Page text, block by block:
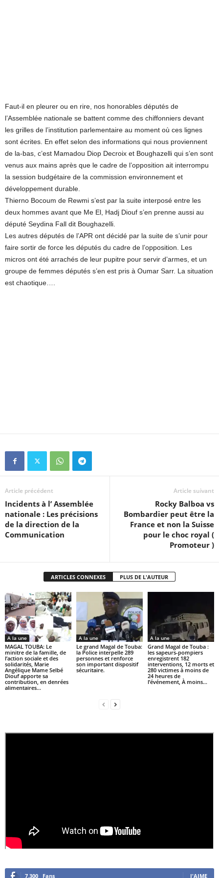
Faut-il en pleurer ou en rire, nos honorables députés de
l’Assemblée nationale se battent comme des chiffonniers devant
les grilles de l’institution parlementaire au moment où ces lignes
sont écrites. En effet selon des informations qui nous proviennent
de la-bas, c’est Mamadou Diop Decroix et Boughazelli qui s’en sont
venus aux mains après que le cadre de l’opposition ait interrompu
la session budgétaire de la commission environnement et
développement durable.
Thierno Bocoum de Rewmi s’est par la suite interposé entre les
deux hommes avant que Me El, Hadj Diouf s’en prenne aussi au
député Seydina Fall dit Boughazelli.
Les autres députés de l’APR ont décidé par la suite de s’unir pour
faire sortir de force les députés du cadre de l’opposition. Les
micros ont été arrachés de leur pupitre pour servir d’armes, et un
groupe de femmes députés s’en est pris à Oumar Sarr. La situation
est chaotique….
Article précédent
Incidents à l’ Assemblée
nationale : Les précisions
de la direction de la
Communication
Article suivant
Rocky Balboa vs
Bombardier peut être la
France et non la Suisse
pour le choc royal (
Promoteur )
ARTICLES CONNEXES PLUS DE L'AUTEUR
A la une
MAGAL TOUBA: Le
minitre de la famille, de
l’action sociale et des
solidarités, Marie
Angélique Mame Selbé
Diouf apporte sa
contribution, en denrées
alimentaires...
A la une
Le grand Magal de Touba:
la Police interpelle 289
personnes et renforce
son important dispositif
sécuritaire.
A la une
Grand Magal de Touba :
les sapeurs-pompiers
enregistrent 182
interventions, 12 morts et
280 victimes à moins de
24 heures de
l’événement, À moins...
7,300 Fans J'AIME